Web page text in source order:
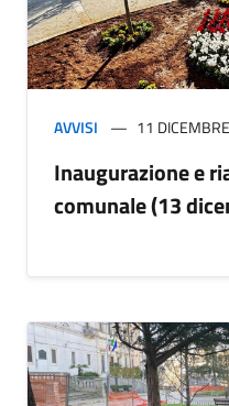
AVVISI 11
Inaugurazione e
comunale (13